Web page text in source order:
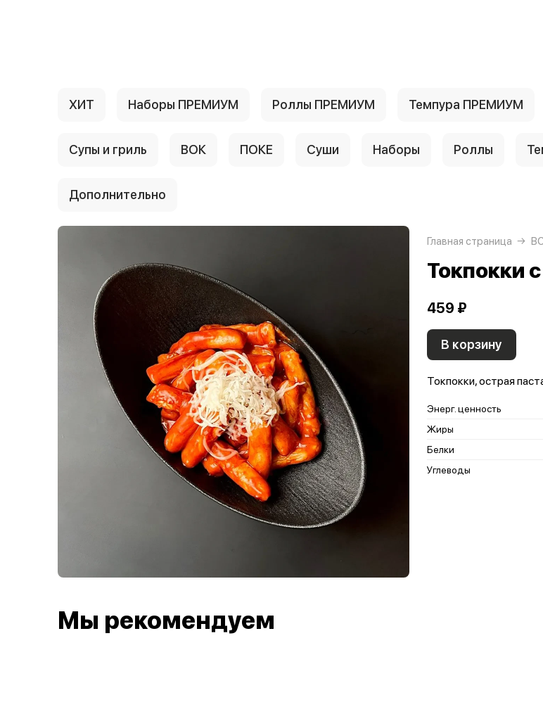
ХИТ Наборы ПРЕМИУМ Роллы ПРЕМИУМ Темпура ПРЕМИУМ
Супы и гриль ВОК ПОКЕ Суши Наборы Роллы
Дополнительно
Главная страница
Токпокки
459 ₽
В корзину
Токпокки, острая
Энерг. ценность
Жиры
Белки
Углеводы
Мы рекомендуем